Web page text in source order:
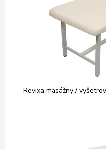
Revixa masážny /